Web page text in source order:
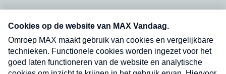
Neem hier een gratis abonnement op onze
nieuwsbrief. Elke vrijdag- en dinsdagochtend in
uw mailbox.
Verzend